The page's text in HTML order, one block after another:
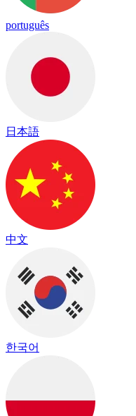
português
日本語
中文
한국어